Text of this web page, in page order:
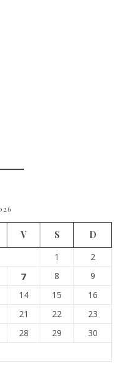
V S
D
1
2
7 8
9
14 15
16
21 22
23
28 29
30